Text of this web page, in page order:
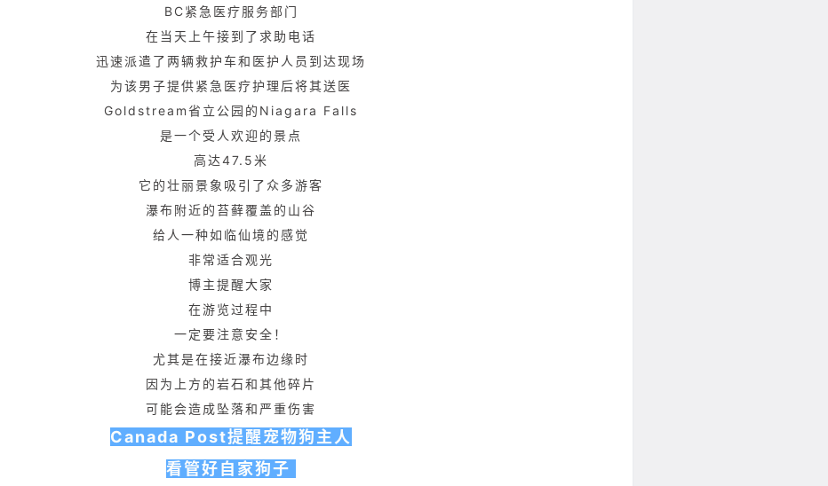
BC紧急医疗服务部门
在当天上午接到了求助电话
迅速派遣了两辆救护车和医护人员到达现场
为该男子提供紧急医疗护理后将其送医
Goldstream省立公园的Niagara Falls
是一个受人欢迎的景点
高达47.5米
它的壮丽景象吸引了众多游客
瀑布附近的苔藓覆盖的山谷
给人一种如临仙境的感觉
非常适合观光
博主提醒大家
在游览过程中
一定要注意安全！
尤其是在接近瀑布边缘时
因为上方的岩石和其他碎片
可能会造成坠落和严重伤害
Canada Post提醒宠物狗主人
看管好自家狗子